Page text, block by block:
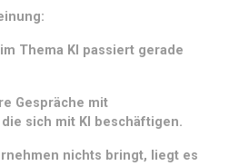
Thema KI passiert gerade
Gespräche mit
sich mit KI beschäftigen.
nichts bringt, liegt es